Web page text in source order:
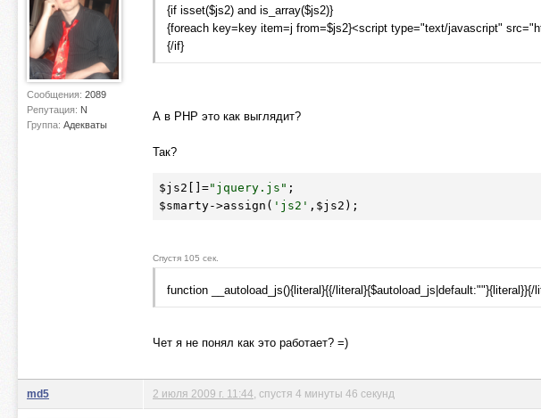
Сообщения: 2089
Репутация: N
Группа: Адекваты
{if isset($js2) and is_array($js2)}
{foreach key=key item=j from=$js2}<script type="text/javascript"
{/if}
А в PHP это как выглядит?
Так?
$js2 []="jquery.js"
$smarty->assign( 'js2' , $js2 );
Спустя 105 сек.
function __autoload_js(){literal}{{/literal}{$autoload_js|default:""}{literal}}{/
Чет я не понял как это работает? =)
md5 2 июля 2009 г. 11:44 , спустя 4 минуты 46 секунд